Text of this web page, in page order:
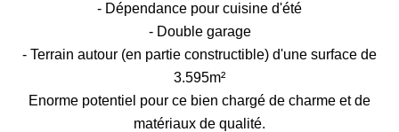
- Dépendance pour cuisine d'été
- Double garage
- Terrain autour (en partie constructible) d'une surface de
3.595m²
Enorme potentiel pour ce bien chargé de charme et de
matériaux de qualité.